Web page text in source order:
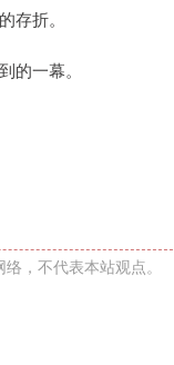
折。
一幕。
，不代表本站观点。